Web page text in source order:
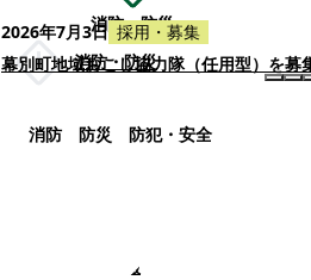
消防・防災
消防・防災
消防 防災 防犯・安全
町政情報
2026年7月3日 採用・募集
幕別町地域おこし協力隊（任用型）を募